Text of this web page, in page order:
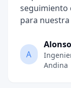
seguimiento
para
A
Andina